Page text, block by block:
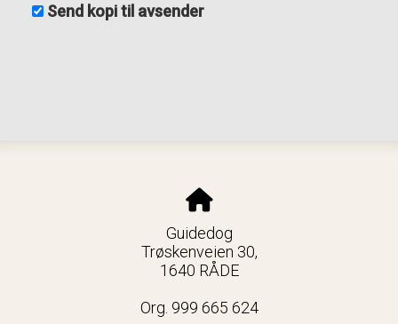
Send kopi til avsender
Guidedog
Trøskenveien 30,
1640 RÅDE
Org. 999 665 624